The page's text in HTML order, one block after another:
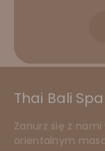
Thai Bali Spa
Zanurz się z
orientalnym